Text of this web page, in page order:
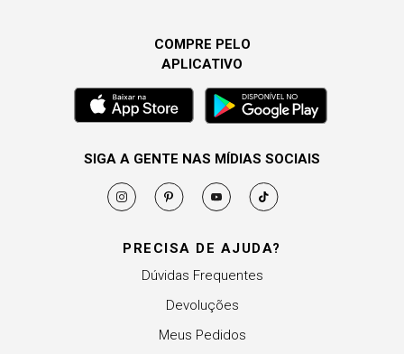
PRECISA DE AJUDA?
Dúvidas Frequentes
Devoluções
Meus Pedidos
COMPRE PELO
APLICATIVO
SIGA A GENTE NAS MÍDIAS SOCIAIS